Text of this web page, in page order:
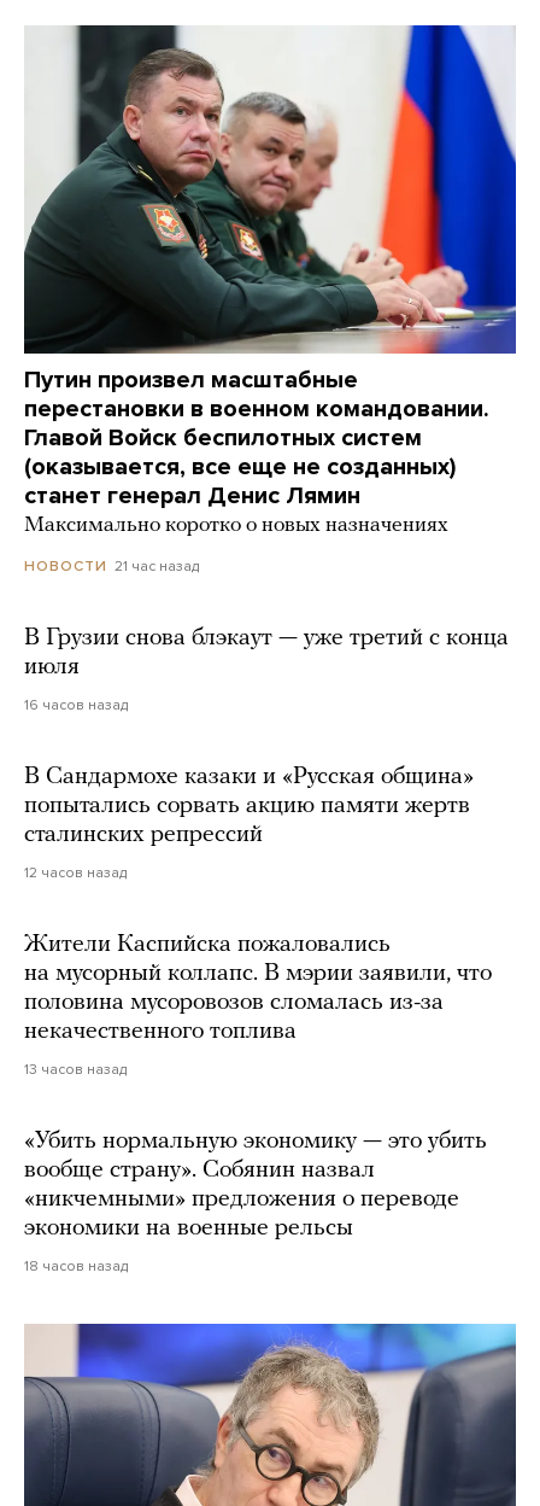
Путин произвел масштабные
перестановки в военном командовании.
Главой Войск беспилотных систем
(оказывается, все еще не созданных)
станет генерал Денис Лямин
Максимально коротко о новых назначениях
НОВОСТИ 21 час назад
В Грузии снова блэкаут — уже третий с конца
июля
16 часов назад
В Сандармохе казаки и «Русская община»
попытались сорвать акцию памяти жертв
сталинских репрессий
12 часов назад
Жители Каспийска пожаловались
на мусорный коллапс. В мэрии заявили, что
половина мусоровозов сломалась из-за
некачественного топлива
13 часов назад
«Убить нормальную экономику — это убить
вообще страну». Собянин назвал
«никчемными» предложения о переводе
экономики на военные рельсы
18 часов назад